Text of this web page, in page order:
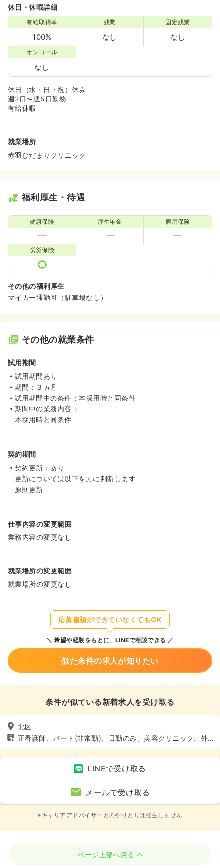
休日・休暇詳細
有給取得率
100%
残業
なし
固定残業
なし
オンコール
なし
休日（水・日・祝）休み
週2日〜週5日勤務
有給休暇
就業場所
赤羽ひだまりクリニック
福利厚生・待遇
健康保険 厚生年金 雇用保険
労災保険
その他の福利厚生
マイカー通勤可（駐車場なし）
その他の就業条件
試用期間
試用期間あり
期間：３ヵ月
試用期間中の条件：本採用時と同条件
期間中の業務内容：
本採用時と同条件
契約期間
契約更新：あり
更新については以下を元に判断します
原則更新
仕事内容の変更範囲
業務内容の変更なし
就業場所の変更範囲
就業場所の変更なし
応募書類ができていなくてもOK
希望や経験をもとに、LINEで相談できる
似た条件の求人が知りたい
条件が似ている新着求人を受け取る
北区
正看護師、パート(非常勤)、日勤のみ、美容クリニック、外
来
LINEで受け取る
メールで受け取る
※キャリアアドバイザーとのやりとりは発生しません
ページ上部へ戻る